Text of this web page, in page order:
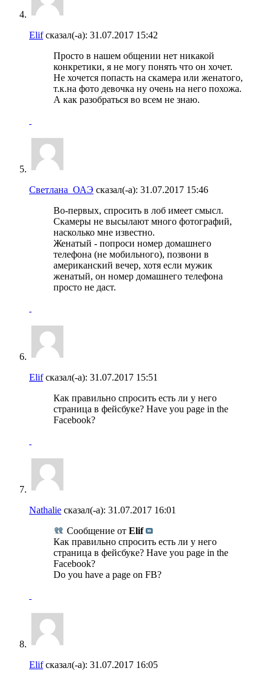
Elifсказал(-а): 31.07.2017 15:42
Просто в нашем общении нет никакой
конкретики, я не могу понять что он хочет.
Не хочется попасть на скамера или женатого,
т.к.на фото девочка ну очень на него похожа.
А как разобраться во всем не знаю.
Светлана_ОАЭ сказал(-а): 31.07.2017 15:46
Во-первых, спросить в лоб имеет смысл.
Скамеры не высылают много фотографий,
насколько мне известно.
Женатый - попроси номер домашнего
телефона (не мобильного), позвони в
американский вечер, хотя если мужик
женатый, он номер домашнего телефона
просто не даст.
Elifсказал(-а): 31.07.2017 15:51
Как правильно спросить есть ли у него
страница в фейсбуке? Have you page in the
Facebook?
Nathalie сказал(-а): 31.07.2017 16:01
Сообщение от Elif
Как правильно спросить есть ли у него
страница в фейсбуке? Have you page in the
Facebook?
Do you have a page on FB?
Elifсказал(-а): 31.07.2017 16:05